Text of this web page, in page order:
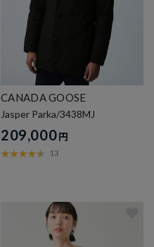
CANADA GOOSE
Jasper Parka/3438MJ
209,000円
13